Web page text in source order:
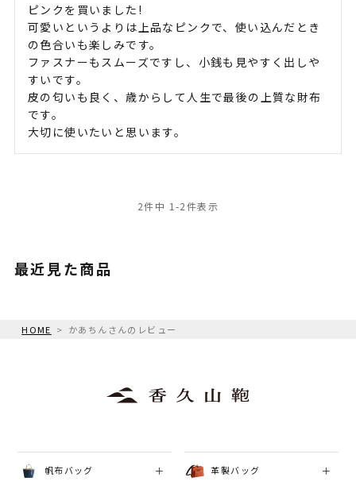
ピンクを買いました!
可愛いというよりは上品なピンクで、使い込んだとき
の色合いも楽しみです。
ファスナーもスムーズですし、小銭も見やすく出しや
すいです。
皮の匂いも良く、歳からして人生で最後の上質な財布
です。
大切に使いたいと思います。
2件中 1 -2件表示
最近見た商品
HOME かあちんさんのレビュー
帆布バッグ 革製バッグ